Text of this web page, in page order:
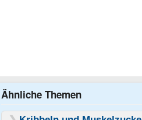
Ähnliche Themen